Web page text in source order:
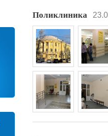
Поликлиника